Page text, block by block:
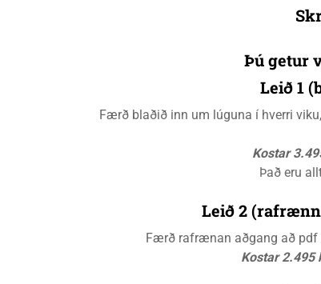
Þú getur
Leið 1
Færð blaðið inn um lúguna í hverri
Kostar
Það eru
Leið 2
Færð rafrænan aðgang að pdf
Kostar 2.495